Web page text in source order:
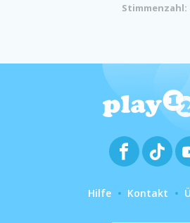
Stimmenzahl:
Hilfe Kontakt